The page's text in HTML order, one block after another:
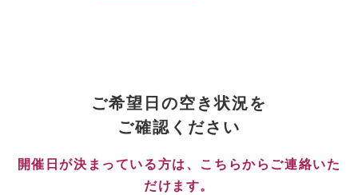
ご希望日の空き状況を
ご確認ください
開催日が決まっている方は、こちらからご連絡いた
だけます。